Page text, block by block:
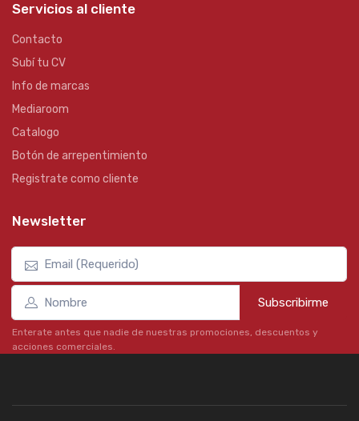
Servicios al cliente
Contacto
Subí tu CV
Info de marcas
Mediaroom
Catalogo
Botón de arrepentimiento
Registrate como cliente
Newsletter
Subscribirme
Enterate antes que nadie de nuestras promociones, descuentos y
acciones comerciales.